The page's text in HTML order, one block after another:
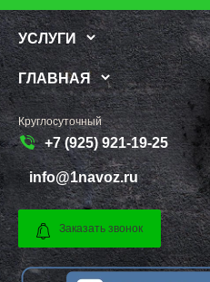
РУБЛЕВО
РУЗА
РЯЗАНОВСКИЙ
СВЕРДЛОВСКИЙ
СЕВЕРНЫЙ
СЕЛО ЯМ
СЕЛЯТИНО
СЕРГИЕВ ПОСАД
СЕРЕБРЯНЫЕ ПРУДЫ
СЕРПУХОВ
СКОРОПУСКОВСКИЙ
СНЕГИРИ
СОЛНЕЧНОГОРСК
СОЛНЦЕВО
СОФРИНО
СОФЬИНО
СТАРАЯ КУПАВНА
СТАРБЕЕВО
СТАРЫЙ ГОРОДОК
УСЛУГИ
ГЛАВНАЯ
Круглосуточный
+7 (925) 921-19-25
info@1navoz.ru
Заказать звонок